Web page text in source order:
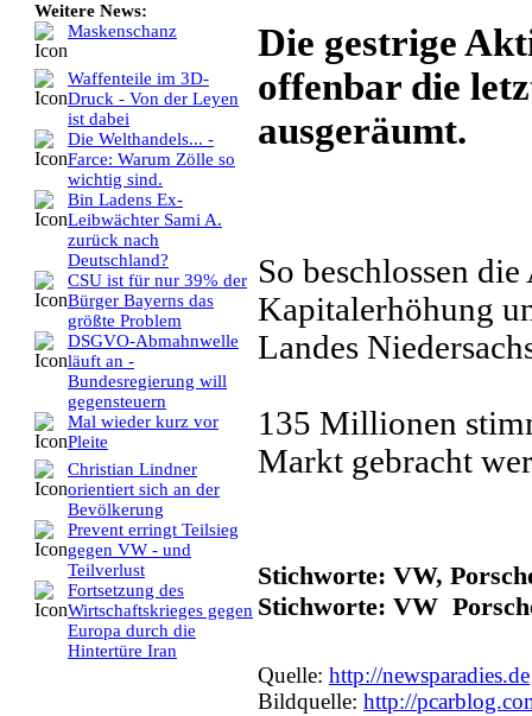
Weitere News:
Maskenschanz
Waffenteile im 3D-
Druck - Von der Leyen
ist dabei
Die Welthandels... -
Farce: Warum Zölle so
wichtig sind.
Bin Ladens Ex-
Leibwächter Sami A.
zurück nach
Deutschland?
CSU ist für nur 39% der
Bürger Bayerns das
größte Problem
DSGVO-Abmahnwelle
läuft an -
Bundesregierung will
gegensteuern
Mal wieder kurz vor
Pleite
Christian Lindner
orientiert sich an der
Bevölkerung
Prevent erringt Teilsieg
gegen VW - und
Teilverlust
Fortsetzung des
Wirtschaftskrieges gegen
Europa durch die
Hintertüre Iran
Die gestrige
offenbar die
ausgeräumt.
So beschlossen
Kapitalerhöhung
Landes
135 Millionen
Markt gebracht
Stichworte: VW,
Stichworte: VW
Quelle: http://newsparadies.de
Bildquelle: http://